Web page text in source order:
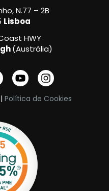
N.77 – 2B
Lisboa
HWY
(Austrália)
Y
o
u
t
b
e
I
n
s
t
| Política de Cookies